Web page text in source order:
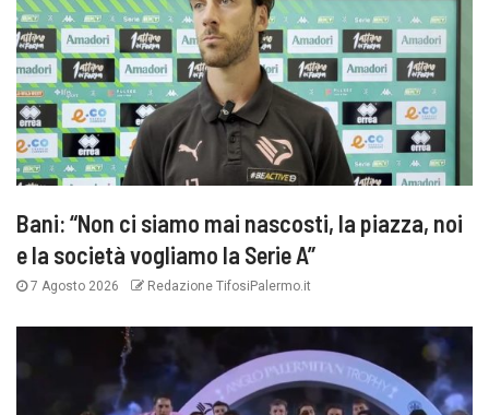
Bani: “Non ci siamo mai nascosti, la piazza, noi
e la società vogliamo la Serie A”
7 Agosto 2026 Redazione TifosiPalermo.it